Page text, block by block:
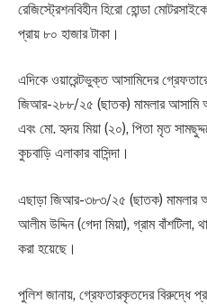
রেজিস্ট্রেশনবিহীন হিরো হোন্ডা
প্রায় ৮০ হাজার টাকা।
এদিকে ওয়ারেন্টভুক্ত আসামিদের
জিআর-২৮৮/২৫ (ছাতক) মামলার আসামি
এবং মো. হৃদয় মিয়া (২০), পিতা মৃত
কুচবাড়ি এলাকার বাসিন্দা।
এছাড়া জিআর-৩৮৩/২৫ (ছাতক) মামলার
আলীম উদ্দিন (গেদা মিয়া), গ্রাম
করা হয়েছে।
পুলিশ জানায়, গ্রেফতারকৃতদের বিরুদ্ধে